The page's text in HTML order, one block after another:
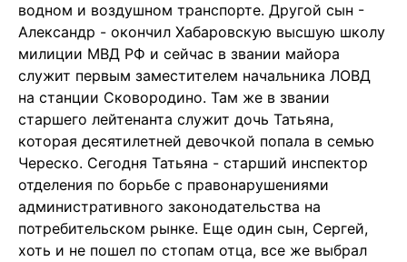
водном и воздушном транспорте. Другой сын -
Александр - окончил Хабаровскую высшую школу
милиции МВД РФ и сейчас в звании майора
служит первым заместителем начальника ЛОВД
на станции Сковородино. Там же в звании
старшего лейтенанта служит дочь Татьяна,
которая десятилетней девочкой попала в семью
Череско. Сегодня Татьяна - старший инспектор
отделения по борьбе с правонарушениями
административного законодательства на
потребительском рынке. Еще один сын, Сергей,
хоть и не пошел по стопам отца, все же выбрал